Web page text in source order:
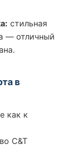
стильная
— отличный
в
как к
C&T